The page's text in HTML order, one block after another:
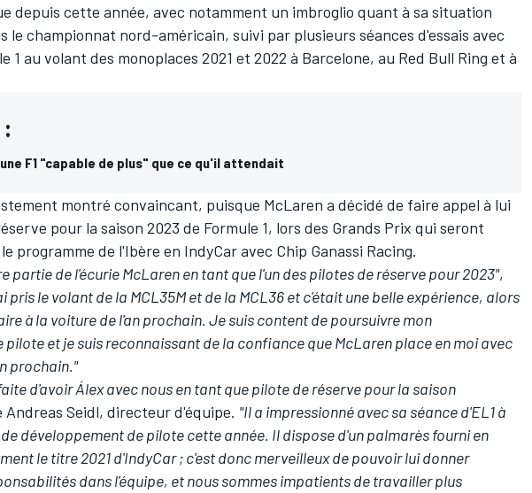
depuis cette année, avec notamment un imbroglio quant à sa situation
le championnat nord-américain, suivi par plusieurs séances d'essais avec
1 au volant des monoplaces 2021 et 2022 à Barcelone, au Red Bull Ring et à
F1 "capable de plus" que ce qu'il attendait
montré convaincant, puisque McLaren a décidé de faire appel à lui
pour la saison 2023 de Formule 1, lors des Grands Prix qui seront
programme de l'Ibère en IndyCar avec Chip Ganassi Racing.
partie de l'écurie McLaren en tant que l'un des pilotes de réserve pour 2023",
pris le volant de la MCL35M et de la MCL36 et c'était une belle expérience, alors
à la voiture de l'an prochain. Je suis content de poursuivre mon
et je suis reconnaissant de la confiance que McLaren place en moi avec
prochain."
d'avoir Álex avec nous en tant que pilote de réserve pour la saison
Andreas Seidl, directeur d'équipe. "Il a impressionné avec sa séance d'EL1 à
développement de pilote cette année. Il dispose d'un palmarès fourni en
le titre 2021 d'IndyCar ; c'est donc merveilleux de pouvoir lui donner
dans l'équipe, et nous sommes impatients de travailler plus